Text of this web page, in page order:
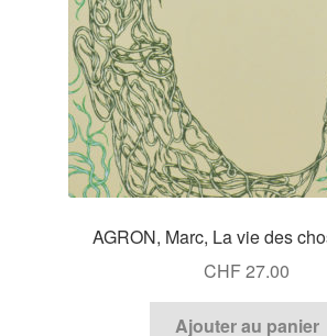
AGRON, Marc, La vie des
CHF27.00
Ajouter au panier